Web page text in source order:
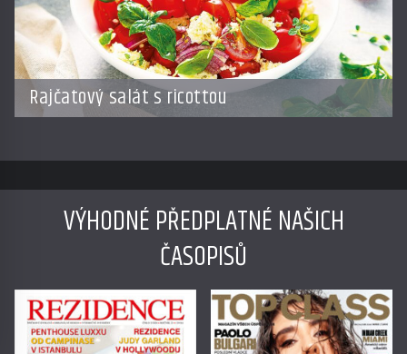
Rajčatový salát s ricottou
VÝHODNÉ PŘEDPLATNÉ NAŠICH
ČASOPISŮ